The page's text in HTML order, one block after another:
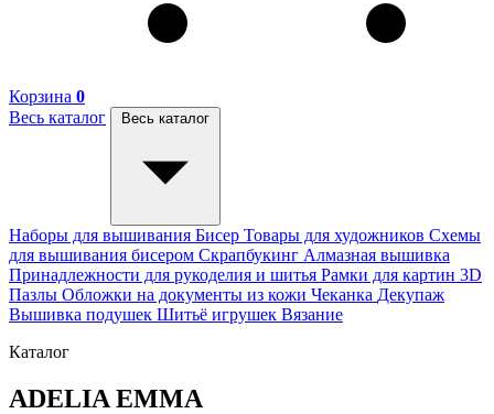
Корзина 0
Весь каталог
Весь каталог
Наборы для вышивания Бисер Товары для художников Схемы
для вышивания бисером Скрапбукинг Алмазная вышивка
Принадлежности для рукоделия и шитья Рамки для картин 3D
Пазлы Обложки на документы из кожи Чеканка Декупаж
Вышивка подушек Шитьё игрушек Вязание
Каталог
ADELIA EMMA